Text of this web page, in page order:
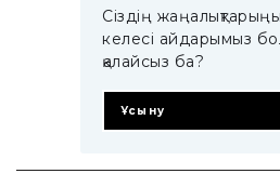
Сіздің
келесі айдарымыз
қалайсыз ба?
Ұсыну